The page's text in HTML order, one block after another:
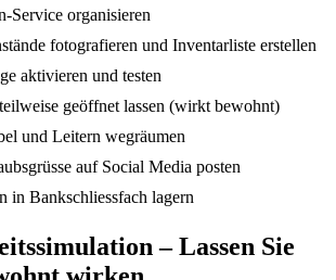
Service organisieren
fotografieren und Inventarliste erstellen
aktivieren und testen
geöffnet lassen (wirkt bewohnt)
und Leitern wegräumen
auf Social Media posten
in Bankschliessfach lagern
– Lassen Sie